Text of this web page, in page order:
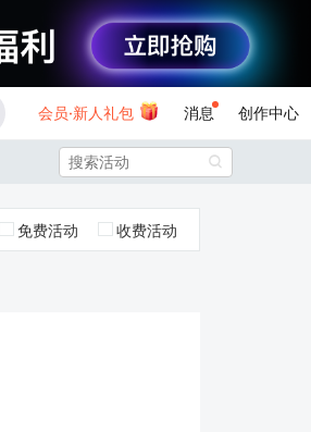
会员·新人礼包 消息 创作中心

免费活动 收费活动